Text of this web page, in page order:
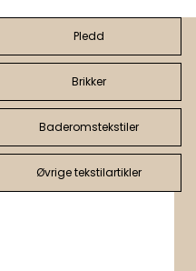
Pledd
Brikker
Baderomstekstiler
Øvrige tekstilartikler